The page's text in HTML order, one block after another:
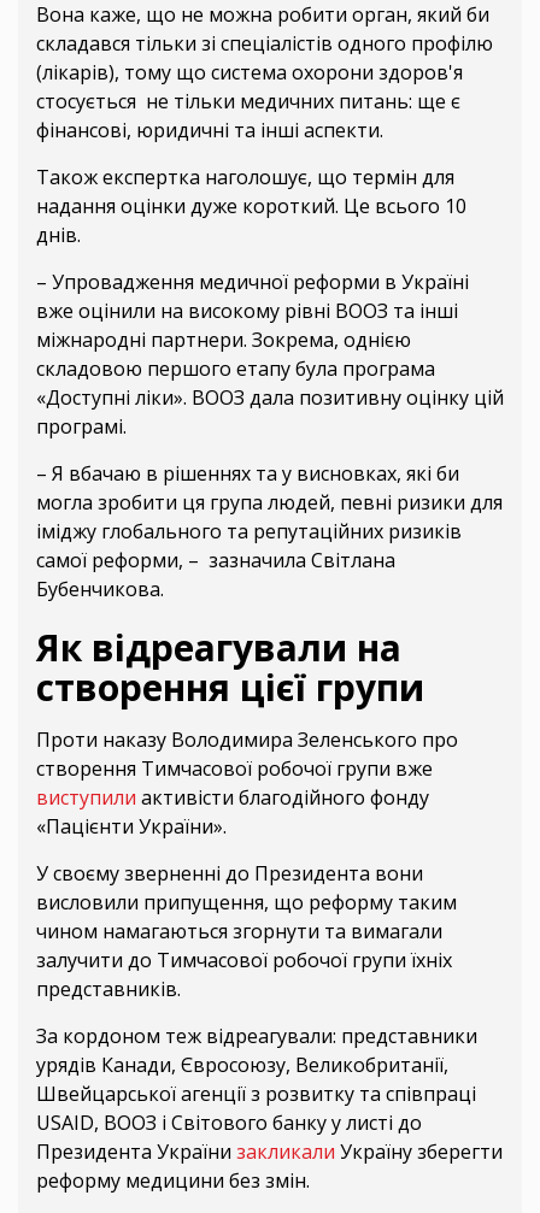
Вона каже, що не можна робити орган, який би
складався тільки зі спеціалістів одного профілю
(лікарів), тому що система охорони здоров'я
стосується не тільки медичних питань: ще є
фінансові, юридичні та інші аспекти.
Також експертка наголошує, що термін для
надання оцінки дуже короткий. Це всього 10
днів.
– Упровадження медичної реформи в Україні
вже оцінили на високому рівні ВООЗ та інші
міжнародні партнери. Зокрема, однією
складовою першого етапу була програма
«Доступні ліки». ВООЗ дала позитивну оцінку цій
програмі.
– Я вбачаю в рішеннях та у висновках, які би
могла зробити ця група людей, певні ризики для
іміджу глобального та репутаційних ризиків
самої реформи, – зазначила Світлана
Бубенчикова.
Як відреагували на
створення цієї групи
Проти наказу Володимира Зеленського про
створення Тимчасової робочої групи вже
виступили активісти благодійного фонду
«Пацієнти України».
У своєму зверненні до Президента вони
висловили припущення, що реформу таким
чином намагаються згорнути та вимагали
залучити до Тимчасової робочої групи їхніх
представників.
За кордоном теж відреагували: представники
урядів Канади, Євросоюзу, Великобританії,
Швейцарської агенції з розвитку та співпраці
USAID, ВООЗ і Світового банку у листі до
Президента України закликали Україну зберегти
реформу медицини без змін.